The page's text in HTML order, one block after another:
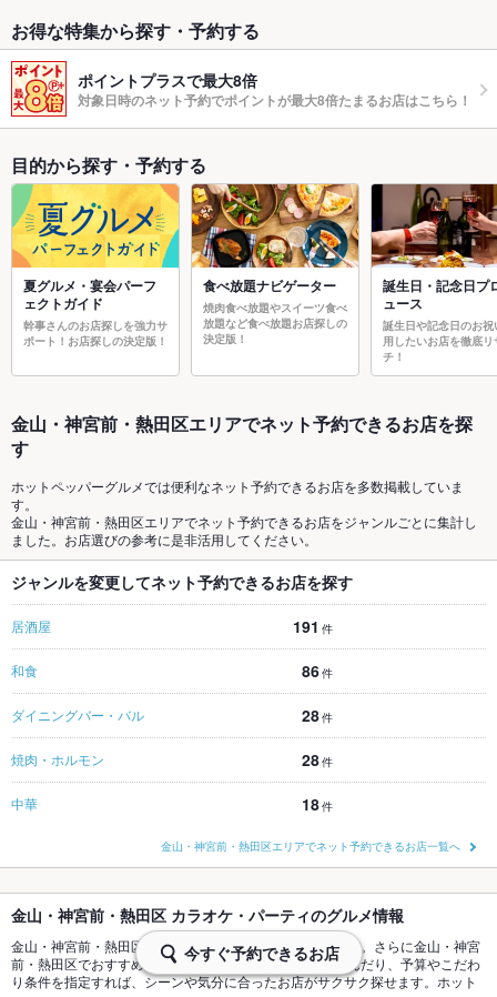
お得な特集から探す・予約する
ポイントプラスで最大8倍
対象日時のネット予約でポイントが最大8倍たまるお店はこちら！
目的から探す・予約する
夏グルメ・宴会パーフ
ェクトガイド
幹事さんのお店探しを強力サ
ポート！お店探しの決定版！
食べ放題ナビゲーター
焼肉食べ放題やスイーツ食べ
放題など食べ放題お店探しの
決定版！
誕生日・記念日プ
ュース
誕生日や記念日のお祝
用したいお店を徹底リ
チ！
金山・神宮前・熱田区エリアでネット予約できるお店を探
す
ホットペッパーグルメでは便利なネット予約できるお店を多数掲載していま
す。
金山・神宮前・熱田区エリアでネット予約できるお店をジャンルごとに集計し
ました。お店選びの参考に是非活用してください。
ジャンルを変更してネット予約できるお店を探す
居酒屋 191 件
和食 86件
ダイニングバー・バル 28件
焼肉・ホルモン 28件
中華 18件
金山・神宮前・熱田区エリアでネット予約できるお店一覧へ
金山・神宮前・熱田区 カラオケ・パーティのグルメ情報
金山・神宮前・熱田区 カラオケ・パーティのお店一覧です。さらに金山・神宮
前・熱田区でおすすめの料理ジャンル カラオケ で絞り込んだり、予算やこだわ
り条件を指定すれば、シーンや気分に合ったお店がサクサク探せます。ホット
今すぐ予約できるお店